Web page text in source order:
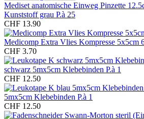
Mediset anatomische Einweg Pinzette
Kunststoff grau P.à 25
CHF 13.90
Medicomp Extra Vlies Kompresse 5x5cm
CHF 3.70
schwarz 5mx5cm Klebebinden P.à 1
CHF 12.50
5mx5cm Klebebinden P.à 1
CHF 12.50